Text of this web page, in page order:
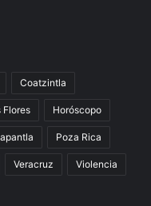
Coatzintla
Flores Horóscopo
Poza Rica
Veracruz Violencia